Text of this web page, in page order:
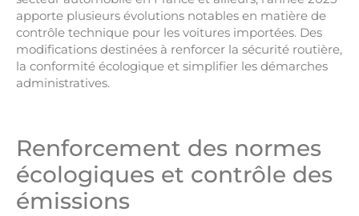
apporte plusieurs évolutions notables en matière de
contrôle technique pour les voitures importées. Des
modifications destinées à renforcer la sécurité routière,
la conformité écologique et simplifier les démarches
administratives.
Renforcement des normes
écologiques et contrôle des
émissions